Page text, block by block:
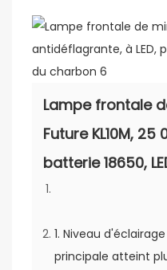
Lampe frontale
Future KL10M, 25
batterie 18650,
1. Niveau
principale atteint